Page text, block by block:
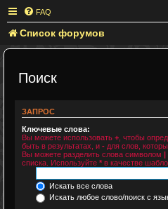
FAQ
Список форумов
Поиск
ЗАПРОС
Ключевые слова:
Вы можете использовать + , чтобы
быть в результатах, и - для слов,
Вы можете разделить слова символом |
списка. Используйте * в качестве
Искать все слова
Искать любое слово/поиск с